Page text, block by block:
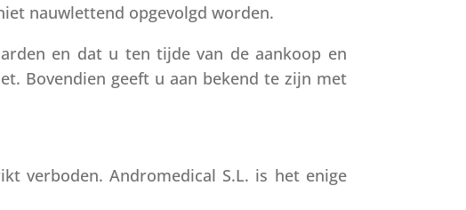
nauwlettend opgevolgd worden.
en dat u ten tijde van de aankoop en
Bovendien geeft u aan bekend te zijn met
verboden. Andromedical S.L. is het enige